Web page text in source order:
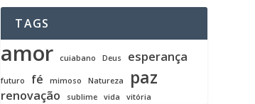
TAGS
amor cuiabano Deus esperança
futuro fé mimoso Natureza paz
renovação sublime vida vitória